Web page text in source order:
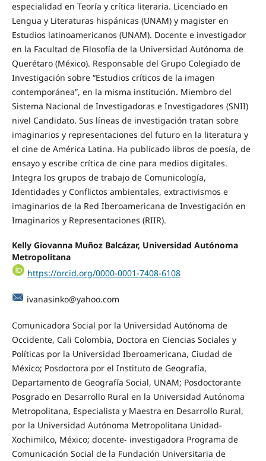
especialidad en Teoría y crítica literaria. Licenciado en
Lengua y Literaturas hispánicas (UNAM) y magister en
Estudios latinoamericanos (UNAM). Docente e investigador
en la Facultad de Filosofía de la Universidad Autónoma de
Querétaro (México). Responsable del Grupo Colegiado de
Investigación sobre “Estudios críticos de la imagen
contemporánea”, en la misma institución. Miembro del
Sistema Nacional de Investigadoras e Investigadores (SNII)
nivel Candidato. Sus líneas de investigación tratan sobre
imaginarios y representaciones del futuro en la literatura y
el cine de América Latina. Ha publicado libros de poesía, de
ensayo y escribe crítica de cine para medios digitales.
Integra los grupos de trabajo de Comunicología,
Identidades y Conflictos ambientales, extractivismos e
imaginarios de la Red Iberoamericana de Investigación en
Imaginarios y Representaciones (RIIR).
Kelly Giovanna Muñoz Balcázar, Universidad Autónoma
Metropolitana
https://orcid.org/0000-0001-7408-6108
ivanasinko@yahoo.com
Comunicadora Social por la Universidad Autónoma de
Occidente, Cali Colombia, Doctora en Ciencias Sociales y
Políticas por la Universidad Iberoamericana, Ciudad de
México; Posdoctora por el Instituto de Geografía,
Departamento de Geografía Social, UNAM; Posdoctorante
Posgrado en Desarrollo Rural en la Universidad Autónoma
Metropolitana, Especialista y Maestra en Desarrollo Rural,
por la Universidad Autónoma Metropolitana Unidad-
Xochimilco, México; docente- investigadora Programa de
Comunicación Social de la Fundación Universitaria de